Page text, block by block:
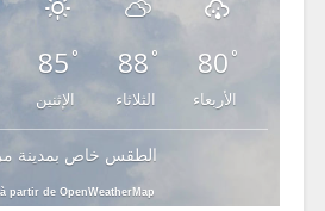
85°
الإثنين
88 °
الثلاثاء
80 °
الأربعاء
الطقس خاص بمدينة
partir de OpenWeatherMap